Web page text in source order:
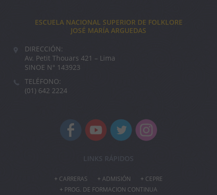
ESCUELA NACIONAL SUPERIOR DE FOLKLORE
JOSÉ MARÍA ARGUEDAS
DIRECCIÓN:
Av. Petit Thouars 421 – Lima
SINOE N° 143923
TELÉFONO:
(01) 642 2224
LINKS RÁPIDOS
CARRERAS ADMISIÓN
CEPRE
PROG. DE FORMACION CONTINUA